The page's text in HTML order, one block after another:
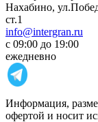
Нахабино,
ст.1
info@intergran.ru
с 09:00 до 19:00
ежедневно
Информация,
офертой и носит